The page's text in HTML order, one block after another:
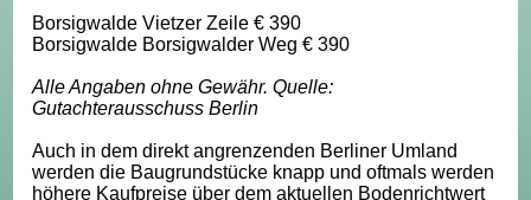
Borsigwalde Vietzer Zeile € 390
Borsigwalde Borsigwalder Weg € 390
Alle Angaben ohne Gewähr. Quelle:
Gutachterausschuss Berlin
Auch in dem direkt angrenzenden Berliner Umland
werden die Baugrundstücke knapp und oftmals werden
höhere Kaufpreise über dem aktuellen Bodenrichtwert